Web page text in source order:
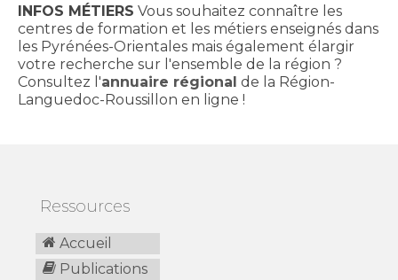
INFOS MÉTIERS Vous souhaitez connaître les
centres de formation et les métiers enseignés dans
les Pyrénées-Orientales mais également élargir
votre recherche sur l'ensemble de la région ?
Consultez l'annuaire régional de la Région-
Languedoc-Roussillon en ligne !
Ressources
Accueil
Publications